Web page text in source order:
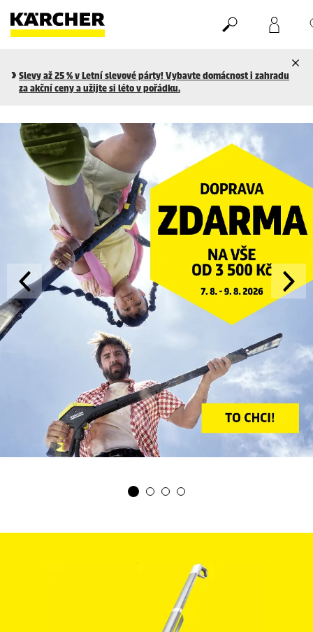
Nákupní košík
Seznam oblíbených produktů
Slevy až 25 % v Letní slevové párty! Vybavte domácnost i zahradu
za akční ceny a užijte si léto v pořádku.